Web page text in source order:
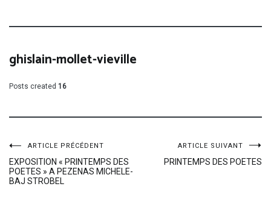
ghislain-mollet-vieville
Posts created 16
Navigation
de
ARTICLE PRÉCÉDENT
EXPOSITION « PRINTEMPS DES
POETES » A PEZENAS MICHELE-
BAJ STROBEL
ARTICLE SUIVANT
PRINTEMPS DES POETES